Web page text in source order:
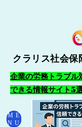
クラリス社会保
企業の労務トラブル
できる情報サイト5
ME
NU